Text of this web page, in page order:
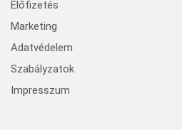
mintájára biztosítson ingyenes
erőszak probl...